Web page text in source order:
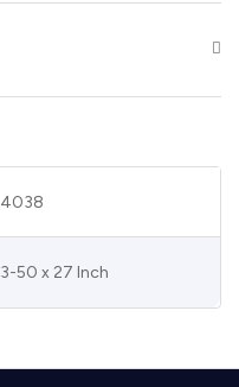
4038
3-50 x 27 Inch